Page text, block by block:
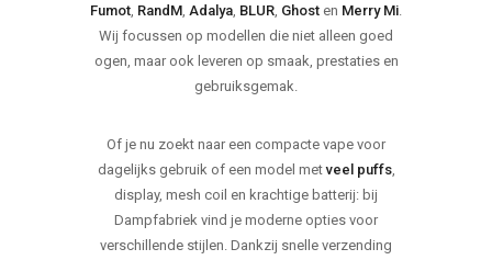
Fumot RandM Adalya BLUR Ghost en Merry Mi
Wij focussen op modellen die niet alleen goed
ogen, maar ook leveren op smaak, prestaties en
gebruiksgemak.
Of je nu zoekt naar een compacte vape voor
dagelijks gebruik of een model metveel puffs,
display, mesh coil en krachtige batterij: bij
Dampfabriek vind je moderne opties voor
verschillende stijlen. Dankzij snelle verzending